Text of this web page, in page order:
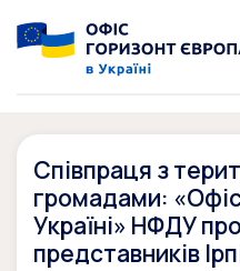
Співпраця з
громадами:
Україні» НФДУ
представників